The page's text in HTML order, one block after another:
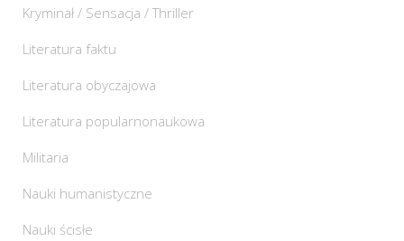
Kryminał / Sensacja / Thriller
Literatura faktu
Literatura obyczajowa
Literatura popularnonaukowa
Militaria
Nauki humanistyczne
Nauki ścisłe